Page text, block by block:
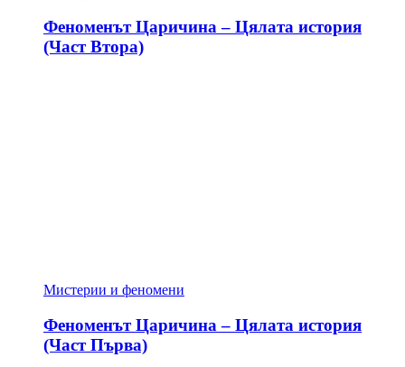
Феноменът Царичина – Цялата история
(Част Втора)
Мистерии и феномени
Феноменът Царичина – Цялата история
(Част Първа)